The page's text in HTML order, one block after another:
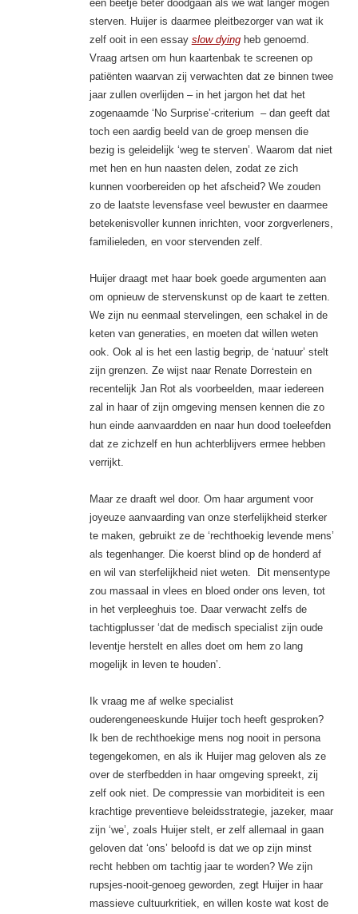
een beetje beter doodgaan als we wat langer mogen
sterven. Huijer is daarmee pleitbezorger van wat ik
zelf ooit in een essay slow dyingheb genoemd.
Vraag artsen om hun kaartenbak te screenen op
patiënten waarvan zij verwachten dat ze binnen twee
jaar zullen overlijden – in het jargon het dat het
zogenaamde ‘No Surprise’-criterium – dan geeft dat
toch een aardig beeld van de groep mensen die
bezig is geleidelijk ‘weg te sterven’. Waarom dat niet
met hen en hun naasten delen, zodat ze zich
kunnen voorbereiden op het afscheid? We zouden
zo de laatste levensfase veel bewuster en daarmee
betekenisvoller kunnen inrichten, voor zorgverleners,
familieleden, en voor stervenden zelf.
Huijer draagt met haar boek goede argumenten aan
om opnieuw de stervenskunst op de kaart te zetten.
We zijn nu eenmaal stervelingen, een schakel in de
keten van generaties, en moeten dat willen weten
ook. Ook al is het een lastig begrip, de ‘natuur’ stelt
zijn grenzen. Ze wijst naar Renate Dorrestein en
recentelijk Jan Rot als voorbeelden, maar iedereen
zal in haar of zijn omgeving mensen kennen die zo
hun einde aanvaardden en naar hun dood toeleefden
dat ze zichzelf en hun achterblijvers ermee hebben
verrijkt.
Maar ze draaft wel door. Om haar argument voor
joyeuze aanvaarding van onze sterfelijkheid sterker
te maken, gebruikt ze de ‘rechthoekig levende mens’
als tegenhanger. Die koerst blind op de honderd af
en wil van sterfelijkheid niet weten. Dit mensentype
zou massaal in vlees en bloed onder ons leven, tot
in het verpleeghuis toe. Daar verwacht zelfs de
tachtigplusser ‘dat de medisch specialist zijn oude
leventje herstelt en alles doet om hem zo lang
mogelijk in leven te houden’.
Ik vraag me af welke specialist
ouderengeneeskunde Huijer toch heeft gesproken?
Ik ben de rechthoekige mens nog nooit in persona
tegengekomen, en als ik Huijer mag geloven als ze
over de sterfbedden in haar omgeving spreekt, zij
zelf ook niet. De compressie van morbiditeit is een
krachtige preventieve beleidsstrategie, jazeker, maar
zijn ‘we’, zoals Huijer stelt, er zelf allemaal in gaan
geloven dat ‘ons’ beloofd is dat we op zijn minst
recht hebben om tachtig jaar te worden? We zijn
rupsjes-nooit-genoeg geworden, zegt Huijer in haar
massieve cultuurkritiek, en willen koste wat kost de